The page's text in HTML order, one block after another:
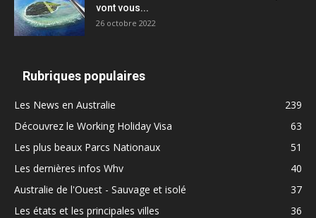
vont vous...
26 octobre 2022
Rubriques populaires
Les News en Australie
239
Découvrez le Working Holiday Visa
63
Les plus beaux Parcs Nationaux
51
Les dernières infos Whv
40
Australie de l'Ouest - Sauvage et isolé
37
Les états et les principales villes
36